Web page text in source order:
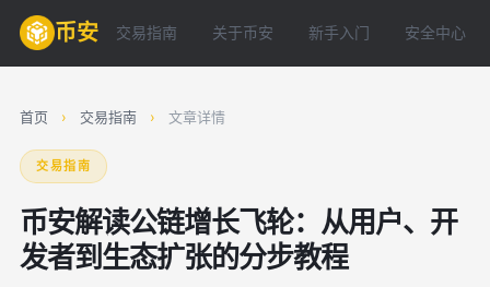
币安 交易指南 关于币安 新手入门 安全中心
首页 › 交易指南 › 文章详情
交易指南
币安解读公链增长飞轮：从用户、开
发者到生态扩张的分步教程